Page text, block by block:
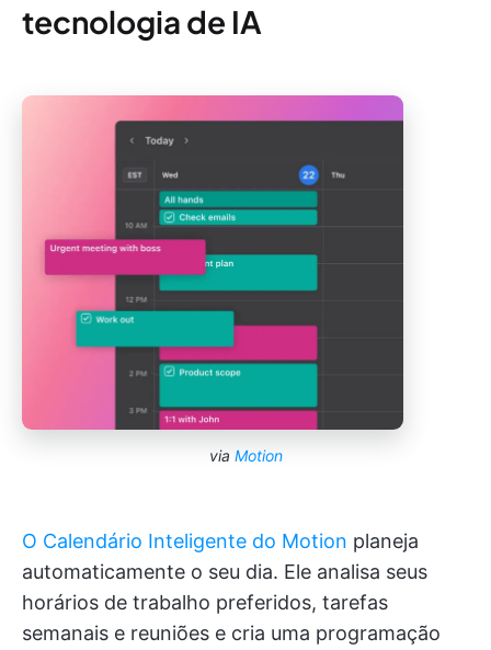
tecnologia de IA
via Motion
O Calendário Inteligente do Motion planeja
automaticamente o seu dia. Ele analisa seus
horários de trabalho preferidos, tarefas
semanais e reuniões e cria uma programação